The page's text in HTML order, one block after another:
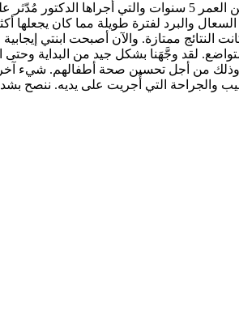
طاب نهار كل من يقرأ كلماتي الآن. أردت أن أشارك مجمل تجربتنا مع جراحة
والبرد لفترة طويلة مما كان يجعلها
ممتازة. والآن أصبحت ابنتي إيجابية
لقد وجَّهَنا بشكل جيد من البداية وحتى
وذلك من أجل تحسين صحة أطفالهم. شيء
والجراحة التي أُجريت على يديه. ننصح